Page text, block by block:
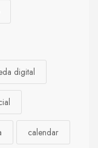
digital
calendar